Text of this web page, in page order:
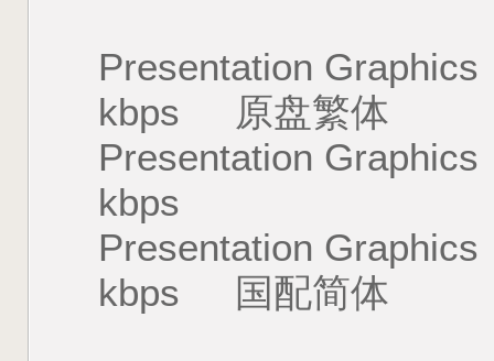
Presentation
kbps 原盘繁体
Presentation
kbps
Presentation
kbps 国配简体